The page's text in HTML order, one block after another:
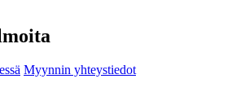
Myynnin yhteystiedot